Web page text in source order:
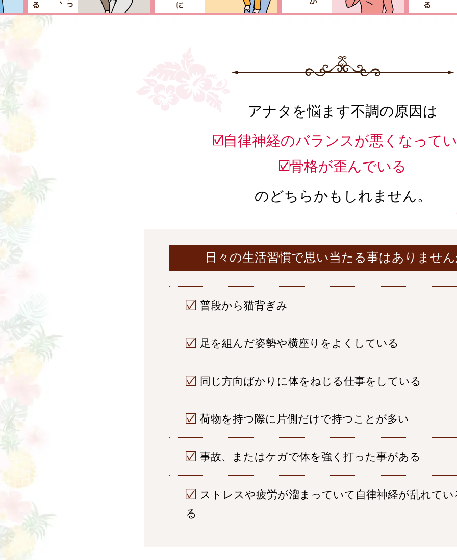
アナタを悩ます不調の原因は
自律神経のバランスが悪くなって
骨格が歪んでいる
のどちらかもしれません。
日々の生活習慣で思い当たる事はありませ
普段から猫背ぎみ
足を組んだ姿勢や横座りをよくしている
同じ方向ばかりに体をねじる仕事をしている
荷物を持つ際に片側だけで持つことが多い
事故、またはケガで体を強く打った事がある
ストレスや疲労が溜まっていて自律神経が乱れて
る